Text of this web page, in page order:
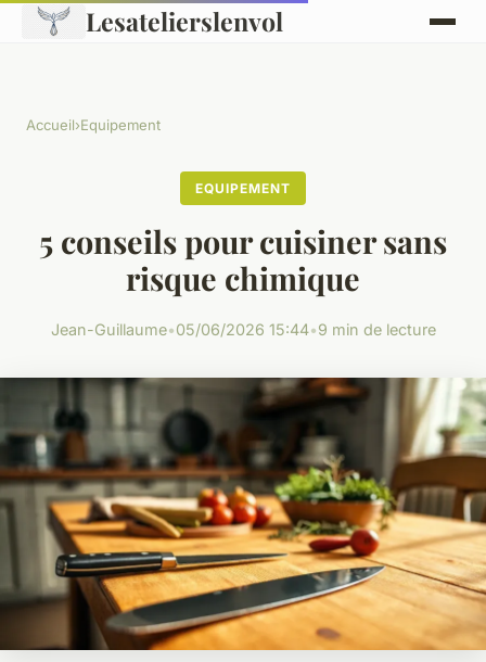
Lesatelierslenvol
Accueil›Equipement
EQUIPEMENT
5 conseils pour cuisiner sans
risque chimique
Jean-Guillaume•05/06/2026 15:44•9 min de lecture